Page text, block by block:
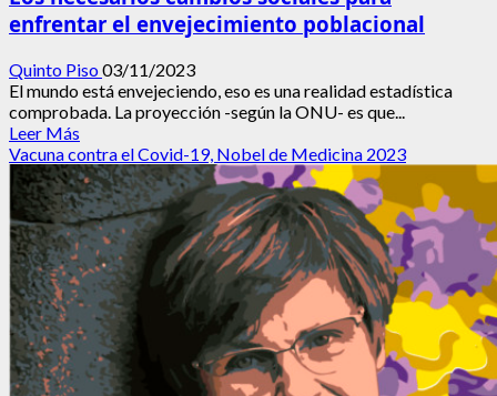
enfrentar el envejecimiento poblacional
Quinto Piso03/11/2023
El mundo está envejeciendo, eso es una realidad estadística
comprobada. La proyección -según la ONU- es que...
Leer Más
más
acerca
de
Los
necesarios
cambios
sociales
para
enfrentar
el
envejecimiento
poblacional
Vacuna contra el Covid-19, Nobel de Medicina 2023